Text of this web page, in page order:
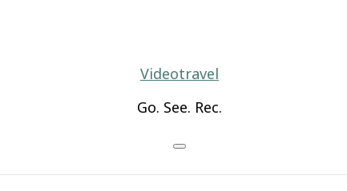
Videotravel
Go. See. Rec.